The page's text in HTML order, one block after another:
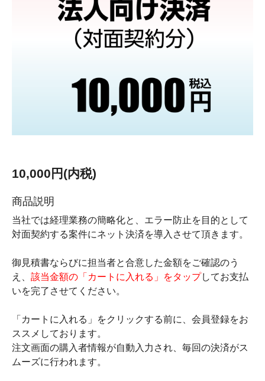
10,000円(内税)
商品説明
当社では経理業務の簡略化と、エラー防止を目的として
対面契約する案件にネット決済を導入させて頂きます。
御見積書ならびに担当者と合意した金額をご確認のう
え、 該当金額の「カートに入れる」をタップしてお支払
いを完了させてください。
「カートに入れる」をクリックする前に、会員登録をお
ススメしております。
注文画面の購入者情報が自動入力され、毎回の決済がス
ムーズに行われます。